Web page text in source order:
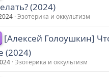
(2024)
Эзотерика и оккультизм
[Алексей Голоушкин]
(2024)
Эзотерика и оккультизм